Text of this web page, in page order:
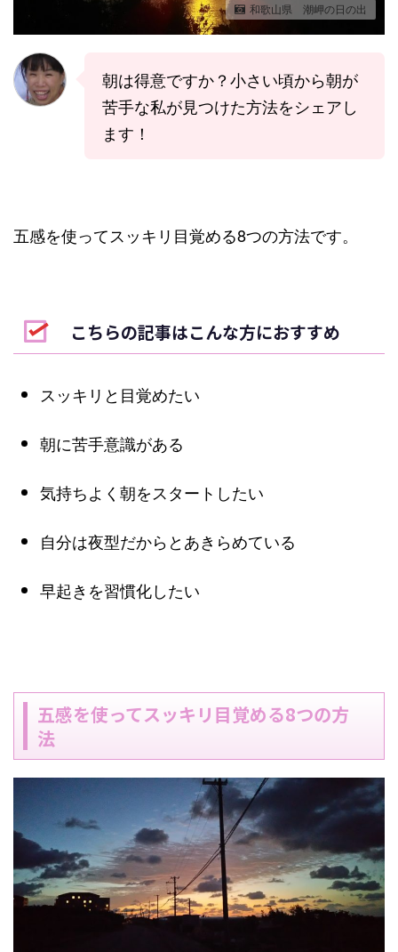
和歌山県 潮岬の日の出
朝は得意ですか？小さい頃から朝が
苦手な私が見つけた方法をシェアし
ます！
五感を使ってスッキリ目覚める8つの方法です。
こちらの記事はこんな方におすすめ
スッキリと目覚めたい
朝に苦手意識がある
気持ちよく朝をスタートしたい
自分は夜型だからとあきらめている
早起きを習慣化したい
五感を使ってスッキリ目覚める8つの方
法